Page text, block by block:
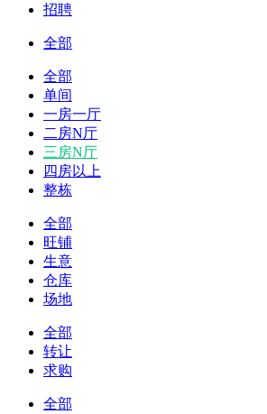
招聘
全部
全部
单间
一房一厅
二房N厅
三房N厅
四房以上
整栋
全部
旺铺
生意
仓库
场地
全部
转让
求购
全部